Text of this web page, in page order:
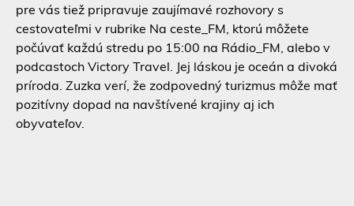
pre vás tiež pripravuje zaujímavé rozhovory s
cestovateľmi v rubrike Na ceste_FM, ktorú môžete
počúvať každú stredu po 15:00 na Rádio_FM, alebo v
podcastoch Victory Travel. Jej láskou je oceán a divoká
príroda. Zuzka verí, že zodpovedný turizmus môže mať
pozitívny dopad na navštívené krajiny aj ich
obyvateľov.